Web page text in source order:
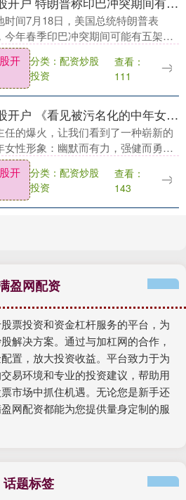
时间7月18日，美国总统特朗普表
今年春季印巴冲突期间可能有五架战
击落。他未明确是哪一方的飞机，但
飞机确实被打下来了，四五架，我认
五架。 此前....
开
分类：配资炒股
投资
查看：
111
炒股开户 《看见被污名化的中年女性》：当女性遭遇“中年”_女人_史密斯_特质
任的爆火，让我们看到了一种崭新的
女性形象：幽默而有力，强健而勇
在长久的时间里，我们在舆论场上习
两种对立的女性形象炒股开户，年轻
的都市丽人们，....
开
分类：配资炒股
投资
查看：
143
盈网配资
票投资和资金杠杆服务的平台，为
解决方案。通过与加杠网的合作，
置，放大投资收益。平台致力于为
易环境和专业的投资建议，帮助用
市场中抓住机遇。无论您是新手还
网配资都能为您提供量身定制的服
话题标签